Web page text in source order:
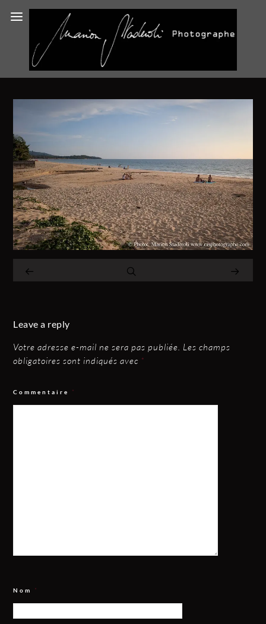
Leave a reply
Votre adresse e-mail ne sera pas publiée. Les champs
obligatoires sont indiqués avec *
Commentaire *
Nom *